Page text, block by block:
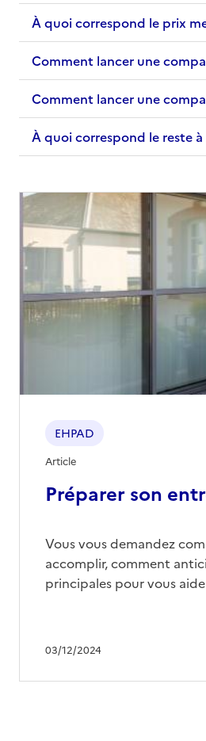
À quoi correspond le prix
Comment lancer une
Comment lancer une
À quoi correspond le reste
Préparer son
03/12/2024
EHPAD
Article
Vous vous demandez
accomplir, comment
principales pour vous